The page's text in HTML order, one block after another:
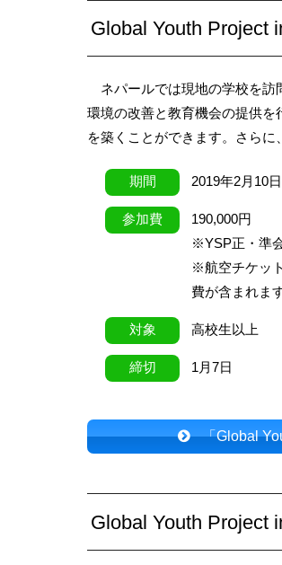
Global Youth Project
ネパールでは現地の学校を訪
環境の改善と教育機会の提供
を築くことができます。さらに
期間 2019年2月10
参加費
190,000円
※YSP正・準
※航空チケッ
費が含まれま
対象 高校生以上
締切 1月7日
「Global
Global Youth Project